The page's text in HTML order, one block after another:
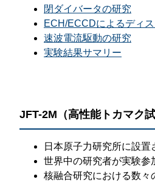
閉ダイバータの研究
ECH/ECCDによるディ
速波電流駆動の研究
実験結果サマリー
JFT-2M（高性能トカマク
日本原子力研究所に設
世界中の研究者が実験参
核融合研究における数